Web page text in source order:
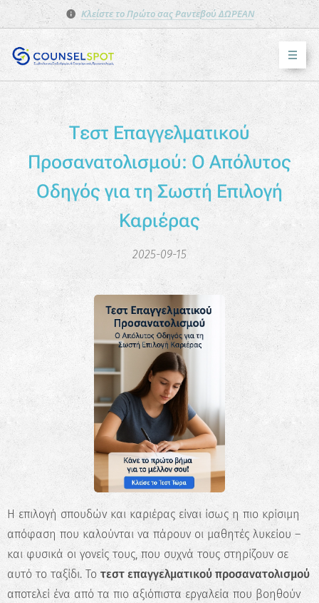
Κλείστε το Πρώτο σας Ραντεβού ΔΩΡΕΑΝ
Τεστ Επαγγελματικού
Προσανατολισμού: Ο Απόλυτος
Οδηγός για τη Σωστή Επιλογή
Καριέρας
2025-09-15
Η επιλογή σπουδών και καριέρας είναι ίσως η πιο κρίσιμη
απόφαση που καλούνται να πάρουν οι μαθητές λυκείου –
και φυσικά οι γονείς τους, που συχνά τους στηρίζουν σε
αυτό το ταξίδι. Το τεστ επαγγελματικού προσανατολισμού
αποτελεί ένα από τα πιο αξιόπιστα εργαλεία που βοηθούν